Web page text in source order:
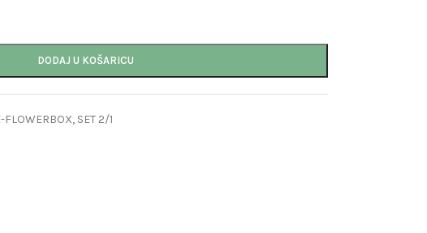
DODAJ U KOŠARICU
FLOWERBOX, SET 2/1